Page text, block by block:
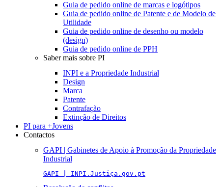
Guia de pedido online de marcas e logótipos
Guia de pedido online de Patente e de Modelo de
Utilidade
Guia de pedido online de desenho ou modelo
(design)
Guia de pedido online de PPH
Saber mais sobre PI
INPI e a Propriedade Industrial
Design
Marca
Patente
Contrafação
Extinção de Direitos
PI para +Jovens
Contactos
GAPI | Gabinetes de Apoio à Promoção da Propriedade
Industrial
GAPI | INPI.Justiça.gov.pt